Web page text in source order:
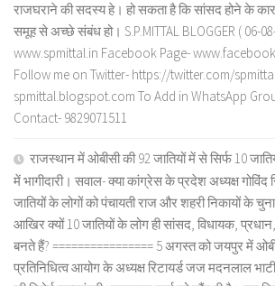
राजघराने की सदस्य हे। हो सकता है कि सांसद होने के
समूह से अच्छे संबंध हो। S.P.MITTAL BLOGGER ( 06-
www.spmittal.in Facebook Page-
Follow me on Twitter- https://twitter.com/
spmittal.blogspot.com To Add in WhatsApp
Contact- 9829071511
राजस्थान में ओबीसी की 92 जातियों में से सिर्फ 10
में भागीदारी। सवाल- क्या कांग्रेस के प्रदेश अध्यक्ष गोविंद
जातियों के लोगों को पंचायती राज और शहरी निकायों के
आखिर क्यों 10 जातियों के लोग ही सांसद, विधायक,
बनते हैं? ================ 5 अगस्त को जयपुर में
प्रतिनिधित्व आयोग के अध्यक्ष रिटायर्ड जज मदनलाल भाटी